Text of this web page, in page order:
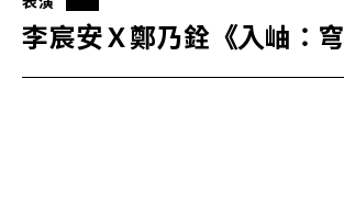
李宸安Ｘ鄭乃銓《入岫：穹